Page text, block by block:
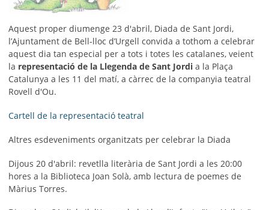
Aquest proper diumenge 23 d'abril, Diada de Sant Jordi,
l’Ajuntament de Bell-lloc d’Urgell convida a tothom a celebrar
aquest dia tan especial per a tots i totes les catalanes, veient
la representació de la Llegenda de Sant Jordi a la Plaça
Catalunya a les 11 del matí, a càrrec de la companyia teatral
Rovell d'Ou.
Cartell de la representació teatral
Altres esdeveniments organitzats per celebrar la Diada
Dijous 20 d'abril: revetlla literària de Sant Jordi a les 20:00
hores a la Biblioteca Joan Solà, amb lectura de poemes de
Màrius Torres.